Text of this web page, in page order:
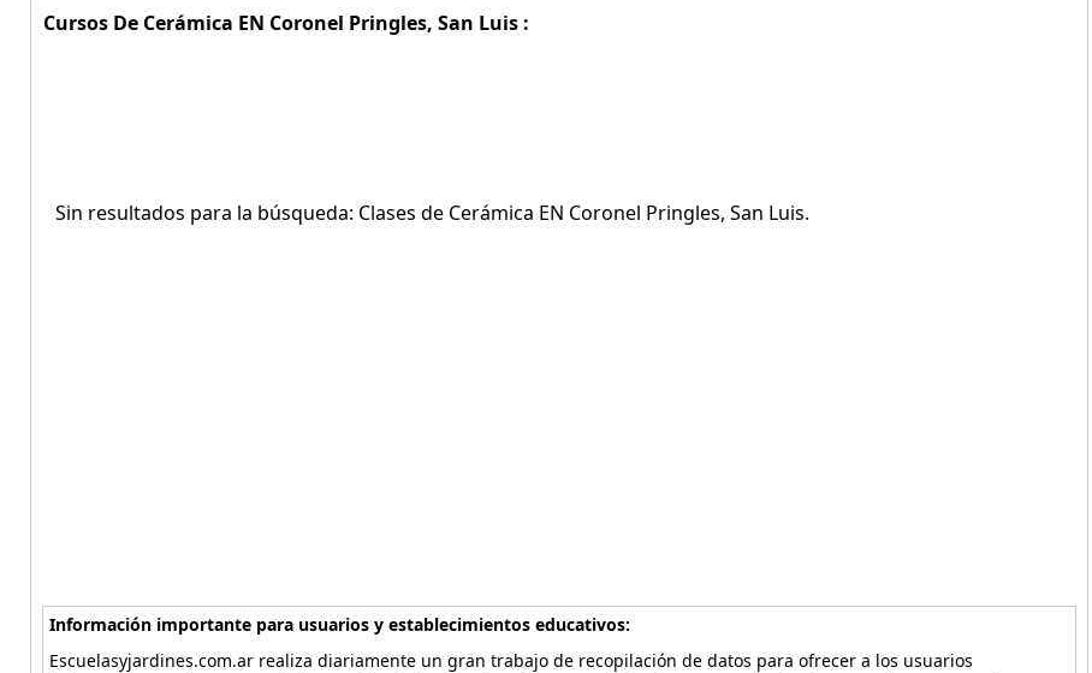
Cursos De Cerámica EN Coronel Pringles, San Luis :
Sin resultados para la búsqueda: Clases de Cerámica EN Coronel Pringles, San Luis.
Información importante para usuarios y establecimientos educativos:
Escuelasyjardines.com.ar realiza diariamente un gran trabajo de recopilación de datos para ofrecer a los usuarios